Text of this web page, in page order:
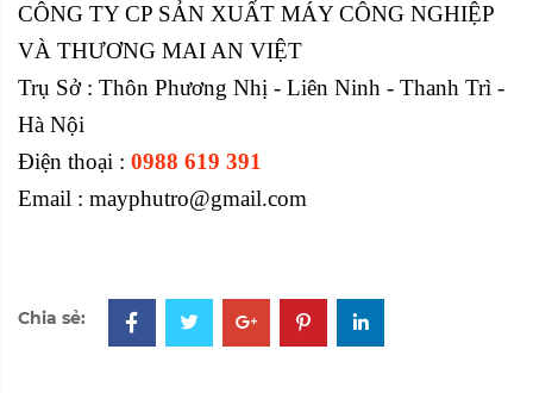
CÔNG TY CP SẢN XUẤT MÁY CÔNG NGHIỆP
VÀ THƯƠNG MAI AN VIỆT
Trụ Sở : Thôn Phương Nhị - Liên Ninh - Thanh Trì -
Hà Nội
Điện thoại : 0988 619 391
Email : mayphutro@gmail.com
Chia sẻ: